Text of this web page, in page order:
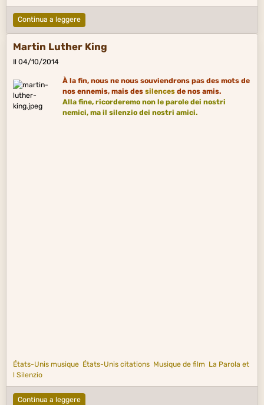
Continua a leggere
Martin Luther King
Il 04/10/2014
À la fin, nous ne nous souviendrons pas des mots de
nos ennemis, mais des silencesde nos amis.
Alla fine, ricorderemo non le parole dei nostri
nemici, ma il silenzio dei nostri amici.
États-Unis musique États-Unis citations Musique de film La Parola et
l Silenzio
Continua a leggere